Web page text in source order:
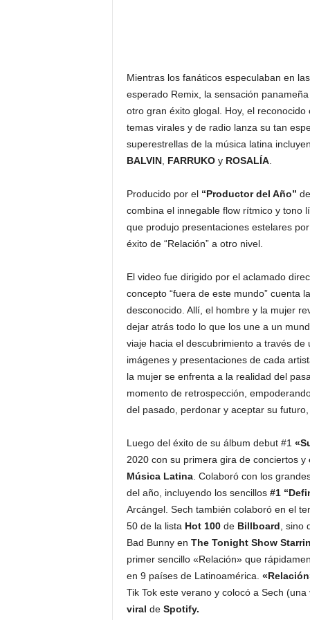
Mientras los fanáticos especulaban en
esperado Remix, la sensación
otro gran éxito glogal. Hoy, el
temas virales y de radio lanza su tan
superestrellas de la música latina
BALVIN, FARRUKOy ROSALÍA.
Producido por el “Productor del Año” de
combina el innegable flow rítmico y tono
que produjo presentaciones estelares
éxito de “Relación” a otro nivel.
El video fue dirigido por el aclamado
concepto “fuera de este mundo” cuenta
desconocido. Allí, el hombre y la mujer
dejar atrás todo lo que los une a un
viaje hacia el descubrimiento a través
imágenes y presentaciones de cada
la mujer se enfrenta a la realidad del
momento de retrospección,
del pasado, perdonar y aceptar su
Luego del éxito de su álbum debut #1
2020 con su primera gira de conciertos y
Música Latina. Colaboró con los
del año, incluyendo los sencillos#1
Arcángel. Sech también colaboró en el
50 de la lista Hot 100de Billboard ,
Bad Bunny en The Tonight Show
primer sencillo «Relación» que
en 9 países de Latinoamérica.
Tik Tok este verano y colocó a Sech
viral de Spotify.